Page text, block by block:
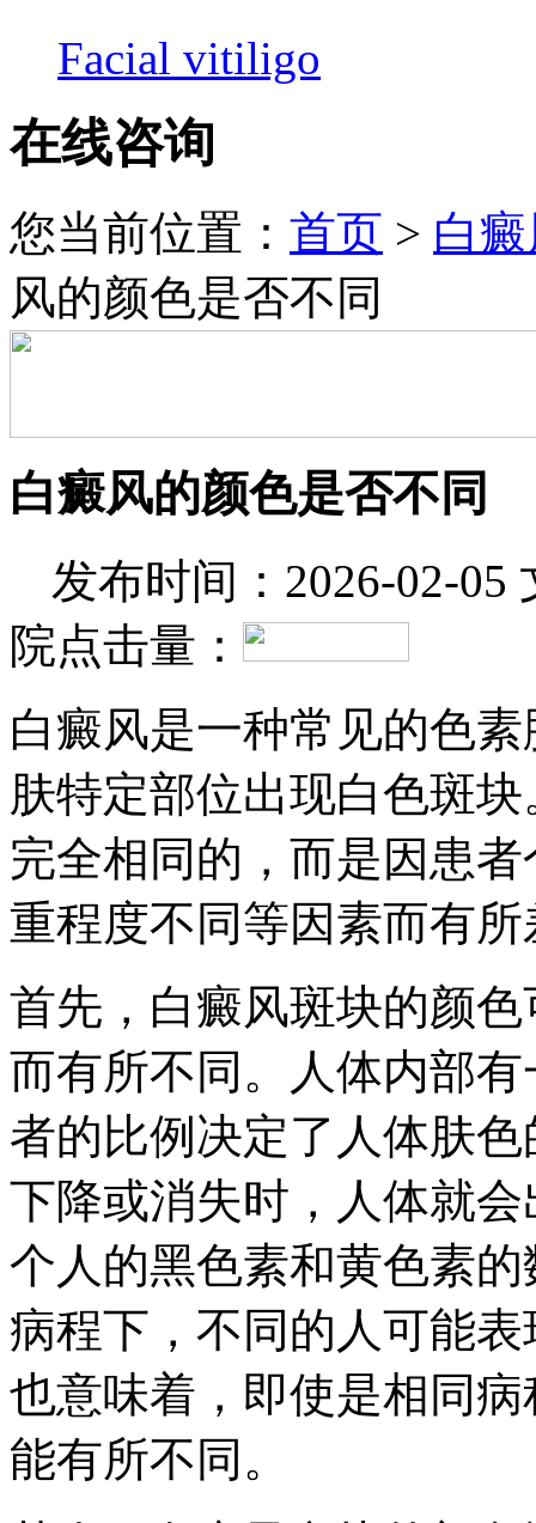
Facial vitiligo
在线咨询
您当前位置： 首页 > 白
风的颜色是否不同
白癜风的颜色是否不同
发布时间：2026-02-05
院点击量：
白癜风是一种常见的色
肤特定部位出现白色斑
完全相同的，而是因患
重程度不同等因素而有所
首先，白癜风斑块的颜
而有所不同。人体内部
者的比例决定了人体肤
下降或消失时，人体就
个人的黑色素和黄色素
病程下，不同的人可能
也意味着，即使是相同
能有所不同。